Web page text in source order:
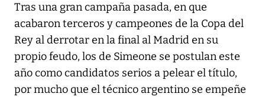
Tras una gran campaña pasada, en que
acabaron terceros y campeones de la Copa del
Rey al derrotar en la final al Madrid en su
propio feudo, los de Simeone se postulan este
año como candidatos serios a pelear el título,
por mucho que el técnico argentino se empeñe